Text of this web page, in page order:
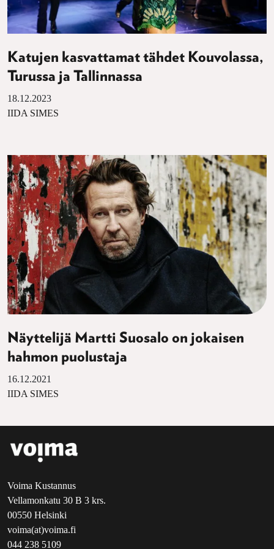
Katujen kasvattamat tähdet Kouvolassa,
Turussa ja Tallinnassa
18.12.2023
IIDA SIMES
Näyttelijä Martti Suosalo on jokaisen
hahmon puolustaja
16.12.2021
IIDA SIMES
Voima Kustannus
Vellamonkatu 30 B 3 krs.
00550 Helsinki
voima(at)voima.fi
044 238 5109